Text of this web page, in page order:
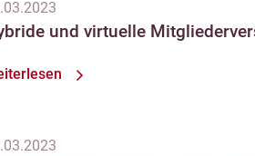
und virtuelle